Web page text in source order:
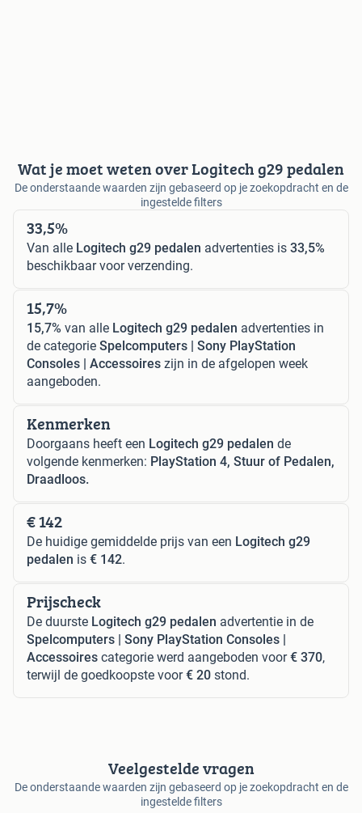
Wat je moet weten over Logitech g29 pedalen
De onderstaande waarden zijn gebaseerd op je zoekopdracht en de
ingestelde filters
33,5%
Van alle Logitech g29 pedalen advertenties is 33,5%
beschikbaar voor verzending.
15,7%
15,7% van alle Logitech g29 pedalen advertenties in
de categorie Spelcomputers | Sony PlayStation
Consoles | Accessoires zijn in de afgelopen week
aangeboden.
Kenmerken
Doorgaans heeft een Logitech g29 pedalen de
volgende kenmerken: PlayStation 4, Stuur of Pedalen,
Draadloos.
€ 142
De huidige gemiddelde prijs van een Logitech g29
pedalen is € 142.
Prijscheck
De duurste Logitech g29 pedalen advertentie in de
Spelcomputers | Sony PlayStation Consoles |
Accessoires categorie werd aangeboden voor€ 370,
terwijl de goedkoopste voor€ 20 stond.
Veelgestelde vragen
De onderstaande waarden zijn gebaseerd op je zoekopdracht en de
ingestelde filters